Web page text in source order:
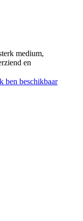
medium,
en
ben beschikbaar